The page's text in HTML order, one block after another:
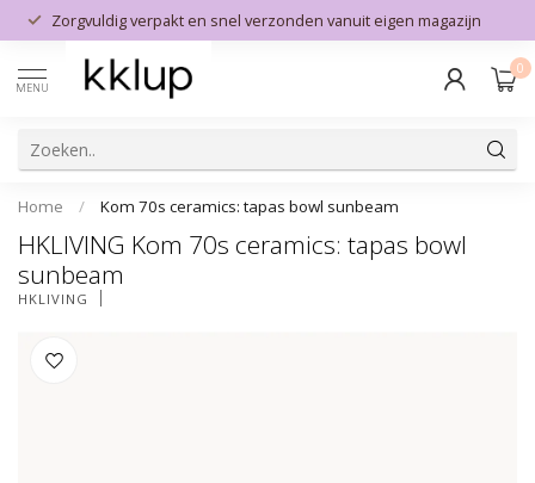
Zorgvuldig verpakt en snel verzonden vanuit eigen magazijn
MENU
0
Home / Kom 70s ceramics: tapas bowl sunbeam
HKLIVING Kom 70s ceramics: tapas bowl
sunbeam
HKLIVING